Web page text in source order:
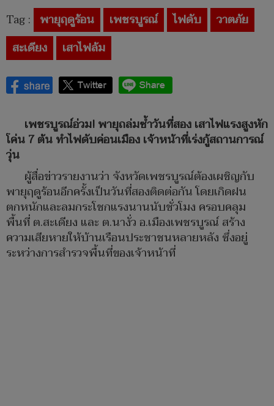
Tag : พายุฤดูร้อน เพชรบูรณ์ ไฟดับ
วาตภัย
สะเดียง
เสาไฟล้ม
เพชรบูรณ์อ่วม! พายุถล่มซ้ำวันที่สอง เสาไฟแรงสูงหัก
โค่น 7 ต้น ทำไฟดับค่อนเมือง เจ้าหน้าที่เร่งกู้สถานการณ์
วุ่น
ผู้สื่อข่าวรายงานว่า จังหวัดเพชรบูรณ์ต้องเผชิญกับ
พายุฤดูร้อนอีกครั้งเป็นวันที่สองติดต่อกัน โดยเกิดฝน
ตกหนักและลมกระโชกแรงนานนับชั่วโมง ครอบคลุม
พื้นที่ ต.สะเดียง และ ต.นางั่ว อ.เมืองเพชรบูรณ์ สร้าง
ความเสียหายให้บ้านเรือนประชาชนหลายหลัง ซึ่งอยู่
ระหว่างการสำรวจพื้นที่ของเจ้าหน้าที่